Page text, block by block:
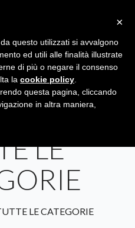
Cerca
LE
LE CATEGORIE
×
questo utilizzati si avvalgono
ed utili alle finalità illustrate
di più o negare il consenso
la cookie policy
questa pagina, cliccando
in altra maniera,